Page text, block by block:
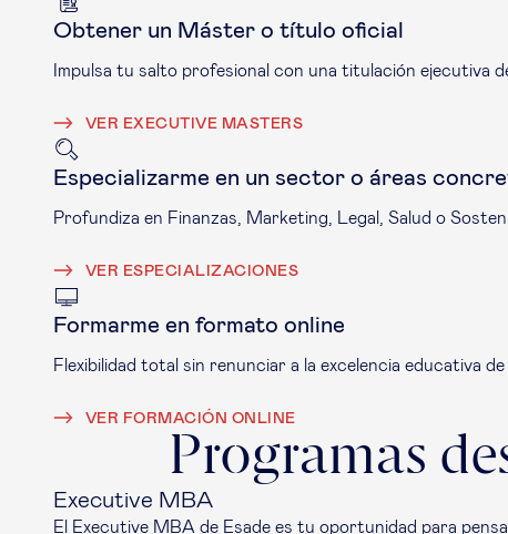
Obtener un Máster o título oficial
Impulsa tu salto profesional con una titulación ejecutiva
VER EXECUTIVE MASTERS
Especializarme en un sector o áreas
Profundiza en Finanzas, Marketing, Legal, Salud o
VER ESPECIALIZACIONES
Formarme en formato online
Flexibilidad total sin renunciar a la excelencia educativa de
VER FORMACIÓN ONLINE
Programas
Executive MBA
El Executive MBA de Esade es tu oportunidad para